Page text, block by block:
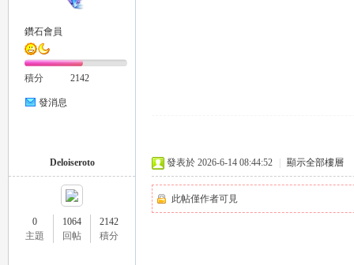
鑽石會員
積分 2142
發消息
Deloiseroto
0
主題
1064
回帖
2142
積分
發表於 2026-6-14 08:44:52 顯示全部樓層
此帖僅作者可見